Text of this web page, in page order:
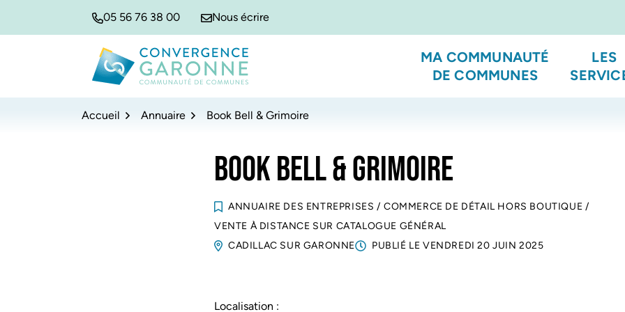
05 56 76 38 00 Nous écrire
Convergence Garonne
MA COMMUNAUTÉ
DE COMMUNES
LES
Accueil Annuaire Book Bell & Grimoire
BOOK BELL & GRIMOIRE
ANNUAIRE DES ENTREPRISES / COMMERCE DE DÉTAIL HORS BOUTIQUE /
VENTE À DISTANCE SUR CATALOGUE GÉNÉRAL
CADILLAC SUR GARONNE
PUBLIÉ LE VENDREDI 20 JUIN 2025
Localisation :